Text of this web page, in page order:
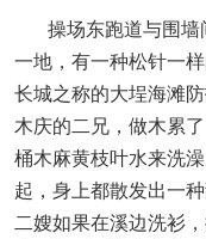
操场东跑道与围墙
一地，有一种松针一
长城之称的大埕海滩
木庆的二兄，做木累
桶木麻黄枝叶水来洗
起，身上都散发出一
二嫂如果在溪边洗衫